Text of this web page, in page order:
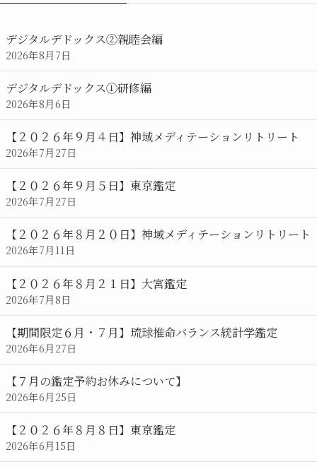
せ/
カ
レ
ン
ダ
ー
デジタルデドックス②親睦会編
2026年8月7日
デジタルデドックス①研修編
2026年8月6日
【２０２６年９月４日】神域メディテーションリトリート
2026年7月27日
【２０２６年９月５日】東京鑑定
2026年7月27日
【２０２６年８月２０日】神域メディテーションリトリート
2026年7月11日
【２０２６年８月２１日】大宮鑑定
2026年7月8日
【期間限定６月・７月】琉球推命バランス統計学鑑定
2026年6月27日
【７月の鑑定予約お休みについて】
2026年6月25日
【２０２６年８月８日】東京鑑定
2026年6月15日